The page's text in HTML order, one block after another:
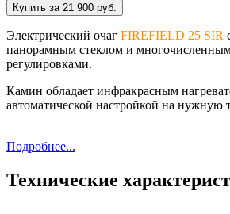
Купить за 21 900 руб.
Электрический очаг FIREFIELD 25 SIR
панорамным стеклом и
регулировками.
Камин обладает инфракрасным
автоматической настройкой на нужную
Подробнее...
Технические